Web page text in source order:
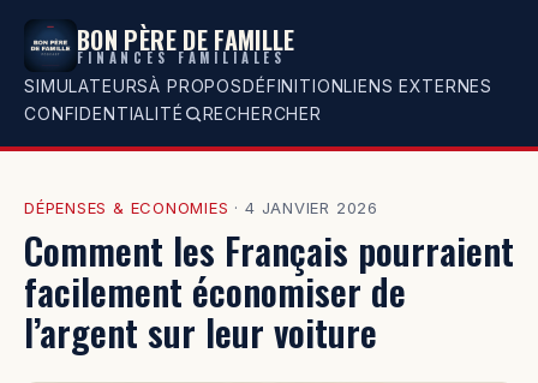
BON PÈRE DE FAMILLE
FINANCES FAMILIALES
SIMULATEURSÀ PROPOSDÉFINITIONLIENS EXTERNES
CONFIDENTIALITÉ
RECHERCHER
DÉPENSES & ECONOMIES · 4 JANVIER 2026
Comment les Français pourraient
facilement économiser de
l’argent sur leur voiture